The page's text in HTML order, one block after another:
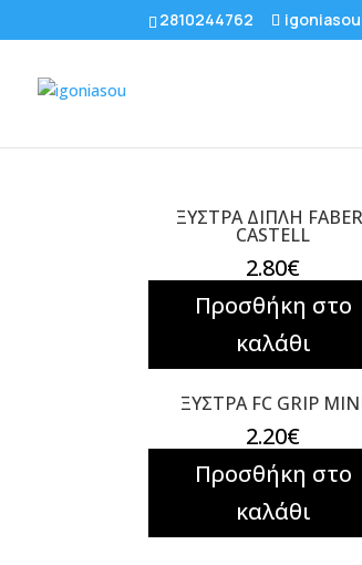
2810244762
ΞΥΣΤΡΑ ΔΙΠΛΗ
CASTELL
2.80€
Προσθήκη στο
καλάθι
ΞΥΣΤΡΑ FC GRIP
2.20€
Προσθήκη στο
καλάθι